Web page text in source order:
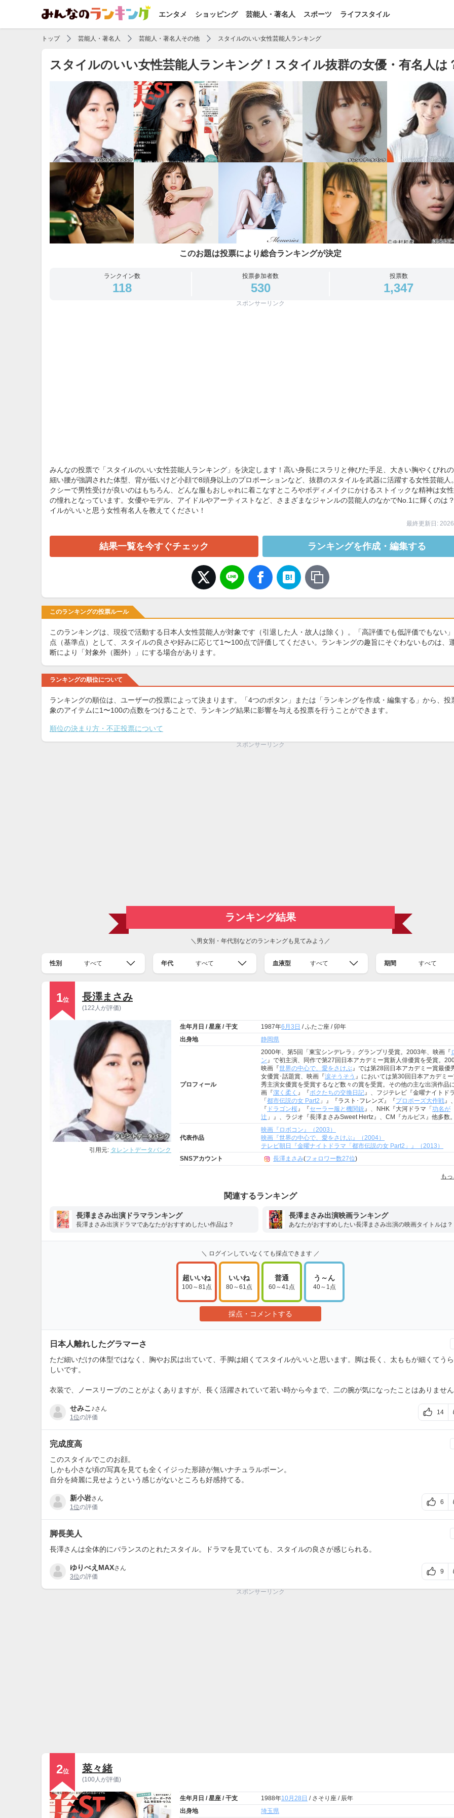
エンタメ ショッピング 芸能人・著名人 スポーツ ライフスタイル
トップ 芸能人・著名人 芸能人・著名人その他 スタイルのいい女性芸能人ランキング
スタイルのいい女性芸能人ランキング！スタイル抜群の女優・有名人は
このお題は投票により総合ランキングが決定
ランクイン数
118
投票参加者数
530
投票数
1,347
スポンサーリンク
みんなの投票で「スタイルのいい女性芸能人ランキング」を決定します！高い身長にスラリと伸びた手足、大きい胸やくびれ
細い腰が強調された体型、背が低いけど小顔で8頭身以上のプロポーションなど、抜群のスタイルを武器に活躍する女性芸能人
クシーで男性受けが良いのはもちろん、どんな服もおしゃれに着こなすところやボディメイクにかけるストイックな精神は女
の憧れとなっています。女優やモデル、アイドルやアーティストなど、さまざまなジャンルの芸能人のなかでNo.1に輝くのは
イルがいいと思う女性有名人を教えてください！
最終更新日:
結果一覧を今すぐチェック ランキングを作成・編集する
このランキングの投票ルール
このランキングは、現役で活動する日本人女性芸能人が対象です（引退した人・故人は除く）。「高評価でも低評価でもない
点（基準点）として、スタイルの良さや好みに応じて1〜100点で評価してください。ランキングの趣旨にそぐわないものは、
断により「対象外（圏外）」にする場合があります。
ランキングの順位について
ランキングの順位は、ユーザーの投票によって決まります。「4つのボタン」または「ランキングを作成・編集する」から、投
象のアイテムに1〜100の点数をつけることで、ランキング結果に影響を与える投票を行うことができます。
順位の決まり方・不正投票について
スポンサーリンク
ランキング結果
＼男女別・年代別などのランキングも見てみよう／
性別 すべて 年代 すべて 血液型 すべて 期間 すべて
1位 長澤まさみ
(122人が評価)
引用元: タレントデータバンク
生年月日 / 星座 / 干支 1987年6月3日 / ふたご座 / 卯年
出身地
静岡県
プロフィール
2000年、第5回「東宝シンデレラ」グランプリ受賞。2003年、映画『
ン』で初主演、同作で第27回日本アカデミー賞新人俳優賞を受賞。
映画『世界の中心で、愛をさけぶ』では第28回日本アカデミー賞最優
女優賞･話題賞、映画『涙そうそう 』においては第30回日本アカデミ
秀主演女優賞を受賞するなど数々の賞を受賞。その他の主な出演作品
画『潔く柔く 』『ボクたちの交換日記』、フジテレビ『金曜ナイトド
「 都市伝説の女 Part2 」』『ラスト･フレンズ』『プロポーズ大作戦』
『 ドラゴン桜』『セーラー服と機関銃』、NHK『大河ドラマ「 功名が
辻 」』、ラジオ『長澤まさみSweet Hertz』、CM『カルピス』他多数。
代表作品
映画『ロボコン』（2003）
映画『世界の中心で、愛をさけぶ』（2004）
テレビ朝日『金曜ナイトドラマ「都市伝説の女 Part2」』（2013）
SNSアカウント
長澤まさみ(フォロワー数27位)
も
関連するランキング
長澤まさみ出演ドラマランキング
長澤まさみ出演ドラマであなたがおすすめしたい作品は？
長澤まさみ出演映画ランキング
あなたがおすすめしたい長澤まさみ出演の映画タイトルは？
＼ ログインしていなくても採点できます ／
超いいね
100～81点
いいね
80～61点
普通
60～41点
う～ん
40～1点
採点・コメントする
日本人離れしたグラマーさ
ただ細いだけの体型ではなく、胸やお尻は出ていて、手脚は細くてスタイルがいいと思います。脚は長く、太ももが細くてう
しいです。
衣装で、ノースリーブのことがよくありますが、長く活躍されていて若い時から今まで、二の腕が気になったことはありません
せみこ♪さん
1位の評価
14
完成度高
このスタイルでこのお顔。
しかも小さな頃の写真を見ても全くイジった形跡が無いナチュラルボーン。
自分を綺麗に見せようという感じがないところも好感持てる。
新小岩さん
1位の評価
6
脚長美人
長澤さんは全体的にバランスのとれたスタイル。ドラマを見ていても、スタイルの良さが感じられる。
ゆりべえMAXさん
3位の評価
9
スポンサーリンク
2位 菜々緒
(100人が評価)
生年月日 / 星座 / 干支 1988年10月28日 / さそり座 / 辰年
出身地
埼玉県